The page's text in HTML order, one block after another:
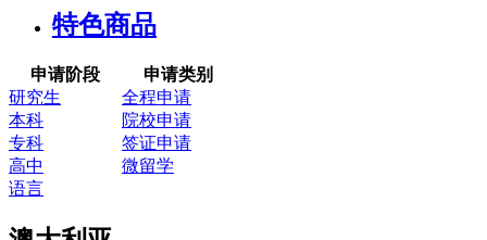
特色商品
申请阶段
申请类别
研究生
全程申请
本科
院校申请
专科
签证申请
高中
微留学
语言